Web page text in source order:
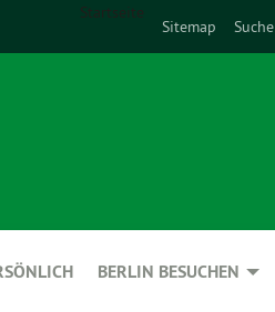
Startseite
Sitemap Suche
BERLIN BESUCHEN